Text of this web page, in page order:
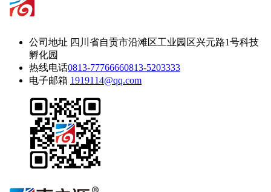
公司地址 四川省自贡市沿滩区工业园区兴元路1号科技
孵化园
热线电话0813-77766660813-5203333
电子邮箱 1919114@qq.com